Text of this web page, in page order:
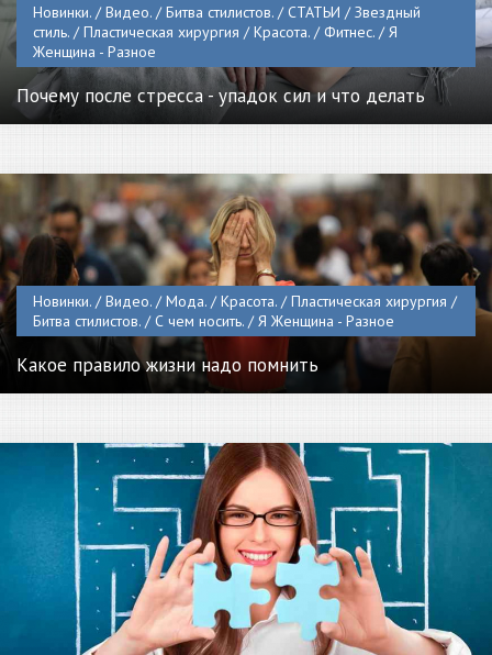
Новинки. / Видео. / Битва стилистов. / СТАТЬИ / Звездный
стиль. / Пластическая хирургия / Красота. / Фитнес. / Я
Женщина - Разное
Почему после стресса - упадок сил и что делать
Новинки. / Видео. / Мода. / Красота. / Пластическая хирургия /
Битва стилистов. / С чем носить. / Я Женщина - Разное
Какое правило жизни надо помнить